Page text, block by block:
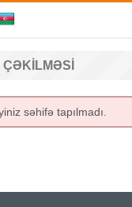
səhifə tapılmadı.